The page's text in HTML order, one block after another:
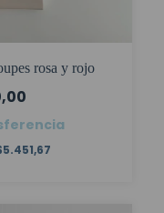
rosa y rojo